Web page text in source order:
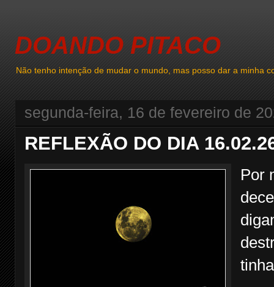
DOANDO PITACO
Não tenho intenção de mudar o mundo, mas posso dar a minha
segunda-feira, 16 de fevereiro de
REFLEXÃO DO DIA
Por